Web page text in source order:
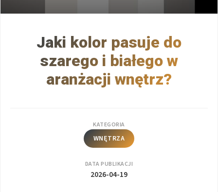
Jaki kolor pasuje do
szarego i białego w
aranżacji wnętrz?
KATEGORIA
WNĘTRZA
DATA PUBLIKACJI
2026-04-19